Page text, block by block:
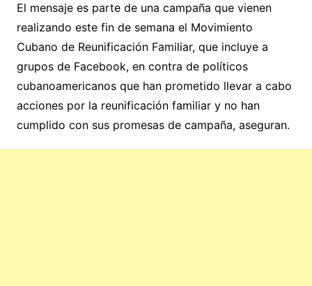
El mensaje es parte de una campaña que vienen
realizando este fin de semana el Movimiento
Cubano de Reunificación Familiar, que incluye a
grupos de Facebook, en contra de políticos
cubanoamericanos que han prometido llevar a cabo
acciones por la reunificación familiar y no han
cumplido con sus promesas de campaña, aseguran.